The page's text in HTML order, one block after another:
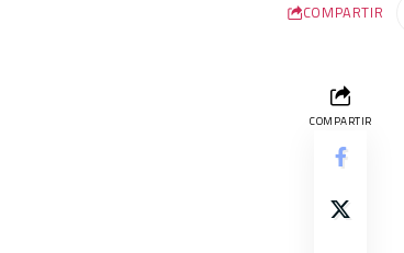
COMPARTIR
COMPARTIR